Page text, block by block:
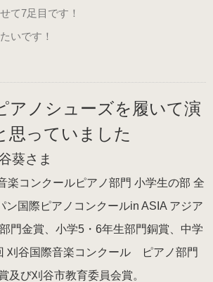
高）
高2cm）
て7足目です！
いです！
アノシューズを履いて演
思っていました
葵さま
楽コンクールピアノ部門 小学生の部 全
ン国際ピアノコンクールin ASIA アジア
門金賞、小学5・6年生部門銅賞、中学
刈谷国際音楽コンクール ピアノ部門
及び刈谷市教育委員会賞。